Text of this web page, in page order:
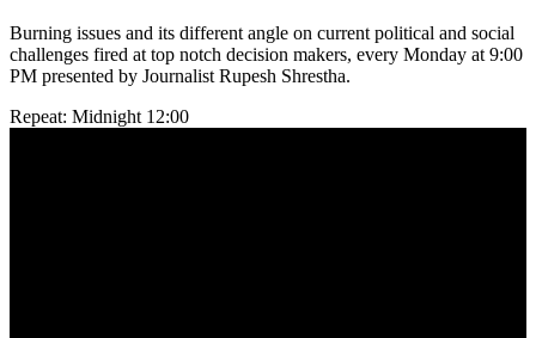
Burning issues and its different angle on current political and social
challenges fired at top notch decision makers, every Monday at 9:00
PM presented by Journalist Rupesh Shrestha.
Repeat: Midnight 12:00